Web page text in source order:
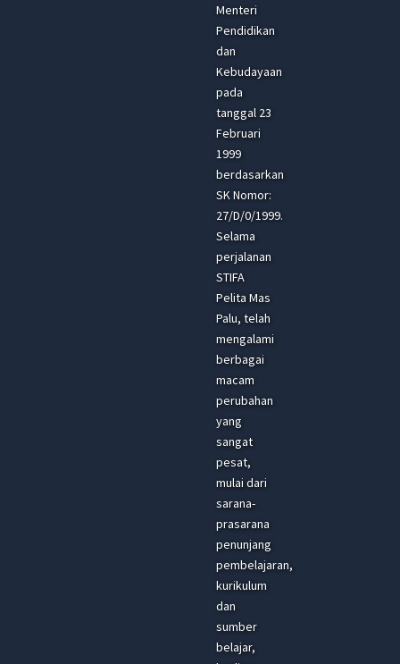
Menteri
Pendidikan
dan
Kebudayaan
pada
tanggal 23
Februari
1999
berdasarkan
SK Nomor:
27/D/0/1999.
Selama
perjalanan
STIFA
Pelita Mas
Palu, telah
mengalami
berbagai
macam
perubahan
yang
sangat
pesat,
mulai dari
sarana-
prasarana
penunjang
pembelajaran,
kurikulum
dan
sumber
belajar,